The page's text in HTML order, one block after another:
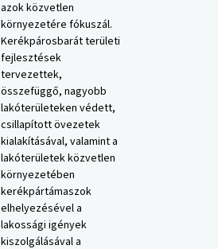
azok közvetlen
környezetére fókuszál.
Kerékpárosbarát területi
fejlesztések
tervezettek,
összefüggő, nagyobb
lakóterületeken védett,
csillapított övezetek
kialakításával, valamint a
lakóterületek közvetlen
környezetében
kerékpártámaszok
elhelyezésével a
lakossági igények
kiszolgálásával a